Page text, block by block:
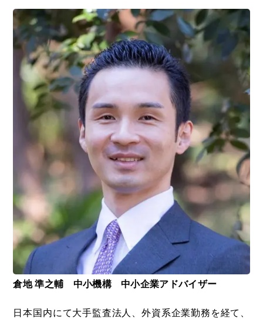
倉地 準之輔 中小機構 中小企業アドバイザー
日本国内にて大手監査法人、外資系企業勤務を経て、